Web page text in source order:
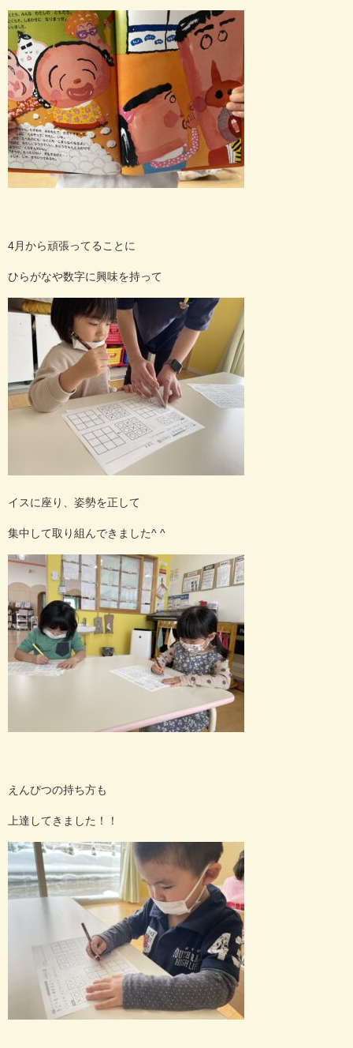
4月から頑張ってることに
ひらがなや数字に興味を持って
イスに座り、姿勢を正して
集中して取り組んできました^ ^
えんぴつの持ち方も
上達してきました！！